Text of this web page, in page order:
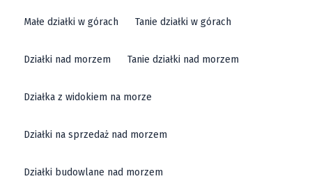
Małe działki w górach Tanie działki w górach
Działki nad morzem Tanie działki nad morzem
Działka z widokiem na morze
Działki na sprzedaż nad morzem
Działki budowlane nad morzem